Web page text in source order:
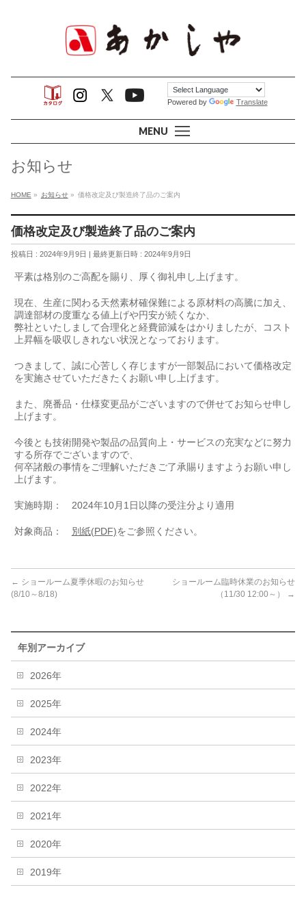
MENU
Powered by Translate
お知らせ
HOME » お知らせ» 価格改定及び製造終了品のご案内
価格改定及び製造終了品のご案内
投稿日 : 2024年9月9日 最終更新日時 : 2024年9月9日
平素は格別のご高配を賜り、厚く御礼申し上げます。
現在、生産に関わる天然素材確保難による原材料の高騰に加え、
調達部材の度重なる値上げや円安が続くなか、
弊社といたしまして合理化と経費節減をはかりましたが、コスト
上昇幅を吸収しきれない状況となっております。
つきまして、誠に心苦しく存じますが一部製品において価格改定
を実施させていただきたくお願い申し上げます。
また、廃番品・仕様変更品がございますので併せてお知らせ申し
上げます。
今後とも技術開発や製品の品質向上・サービスの充実などに努力
する所存でございますので、
何卒諸般の事情をご理解いただきご了承賜りますようお願い申し
上げます。
実施時期： 2024年10月1日以降の受注分より適用
対象商品： 別紙(PDF)をご参照ください。
← ショールーム夏季休暇のお知らせ
(8/10～8/18)
ショールーム臨時休業のお知らせ
（11/30 12:00～）
→
年別アーカイブ
2026年
2025年
2024年
2023年
2022年
2021年
2020年
2019年